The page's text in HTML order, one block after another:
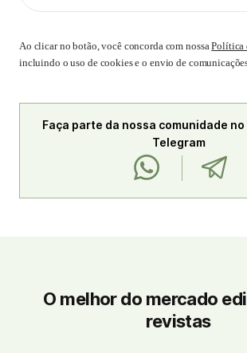
Ao clicar no botão, você concorda com nossaPolítica
incluindo o uso de cookies e o envio de
Faça parte da nossa comunidade
Telegram
O melhor do mercado
revistas